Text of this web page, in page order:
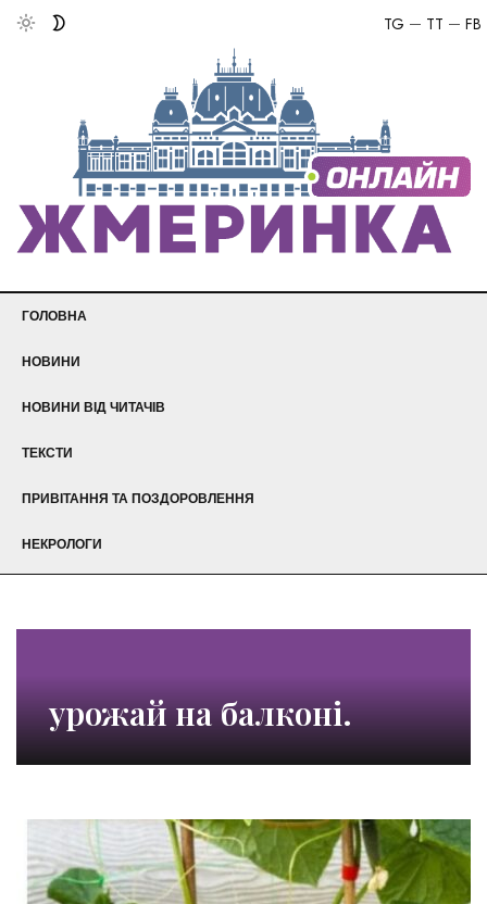
FB
TT
TG
ГОЛОВНА
НОВИНИ
НОВИНИ ВІД ЧИТАЧІВ
ТЕКСТИ
ПРИВІТАННЯ ТА ПОЗДОРОВЛЕННЯ
НЕКРОЛОГИ
урожай на балконі.